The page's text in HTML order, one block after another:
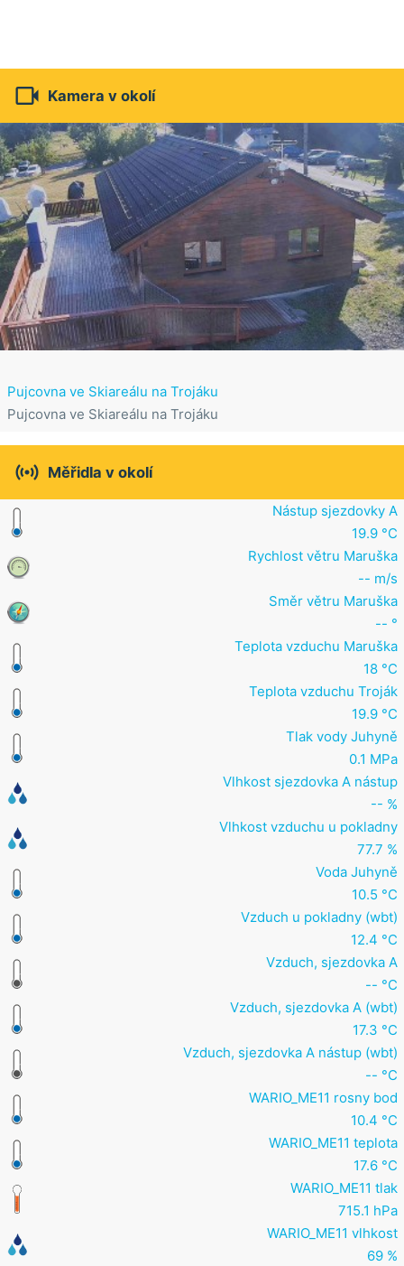
 Kamera v okolí
Pujcovna ve Skiareálu na Trojáku
Pujcovna ve Skiareálu na Trojáku
 Měřidla v okolí
Nástup sjezdovky A
19.9 °C
Rychlost větru Maruška
-- m/s
Směr větru Maruška
-- °
Teplota vzduchu Maruška
18 °C
Teplota vzduchu Troják
19.9 °C
Tlak vody Juhyně
0.1 MPa
Vlhkost sjezdovka A nástup
-- %
Vlhkost vzduchu u pokladny
77.7 %
Voda Juhyně
10.5 °C
Vzduch u pokladny (wbt)
12.4 °C
Vzduch, sjezdovka A
-- °C
Vzduch, sjezdovka A (wbt)
17.3 °C
Vzduch, sjezdovka A nástup (wbt)
-- °C
WARIO_ME11 rosny bod
10.4 °C
WARIO_ME11 teplota
17.6 °C
WARIO_ME11 tlak
715.1 hPa
WARIO_ME11 vlhkost
69 %